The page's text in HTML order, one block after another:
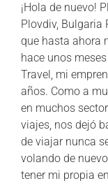
¡Hola de nuevo!
Plovdiv, Bulgaria
que hasta ahora
hace unos
Travel, mi
años. Como a
en muchos
viajes, nos dejó
de viajar nunca
volando de
tener mi propia